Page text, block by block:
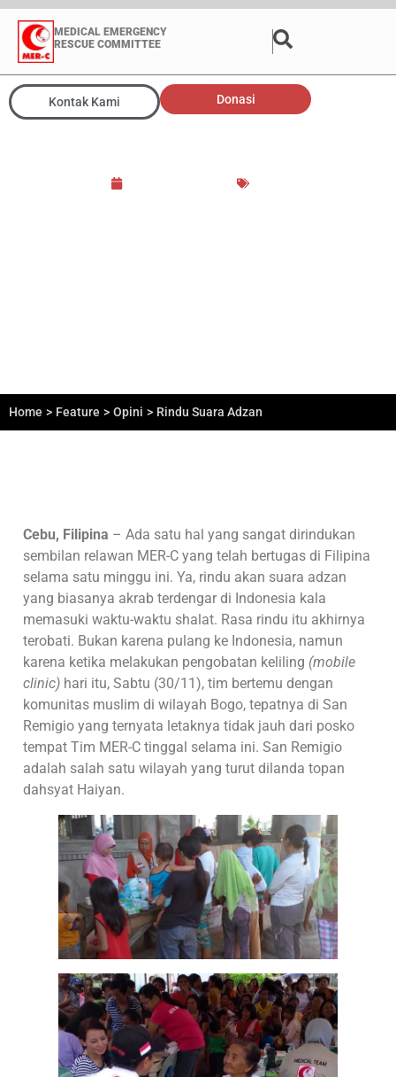
MEDICAL EMERGENCY
RESCUE COMMITTEE
Kontak Kami Donasi
Home > Feature > Opini > Rindu Suara Adzan
Cebu, Filipina – Ada satu hal yang sangat dirindukan
sembilan relawan MER-C yang telah bertugas di Filipina
selama satu minggu ini. Ya, rindu akan suara adzan
yang biasanya akrab terdengar di Indonesia kala
memasuki waktu-waktu shalat. Rasa rindu itu akhirnya
terobati. Bukan karena pulang ke Indonesia, namun
karena ketika melakukan pengobatan keliling (mobile
clinic) hari itu, Sabtu (30/11), tim bertemu dengan
komunitas muslim di wilayah Bogo, tepatnya di San
Remigio yang ternyata letaknya tidak jauh dari posko
tempat Tim MER-C tinggal selama ini. San Remigio
adalah salah satu wilayah yang turut dilanda topan
dahsyat Haiyan.